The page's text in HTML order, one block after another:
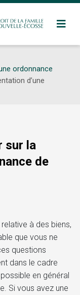
ordonnance
d’une
sur la
de
à des biens,
que vous ne
questions
dans le cadre
en général
Si vous avez une